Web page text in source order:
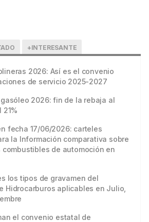
+INTERESANTE
2026: Así es el convenio
de servicio 2025-2027
2026: fin de la rebaja al
21%
fecha 17/06/2026: carteles
la Información comparativa sobre
combustibles de automoción en
los tipos de gravamen del
Hidrocarburos aplicables en Julio,
el convenio estatal de